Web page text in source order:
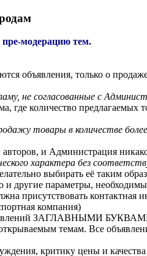
модерацию тем.
объявления, только о
не согласованные с
где количество предлагаемых
товары в количестве
и Администрация
характера без
выбирать её таким
и другие параметры,
присутствовать
компания)
ЗАГЛАВНЫМИ
темам. Все
критику цены и